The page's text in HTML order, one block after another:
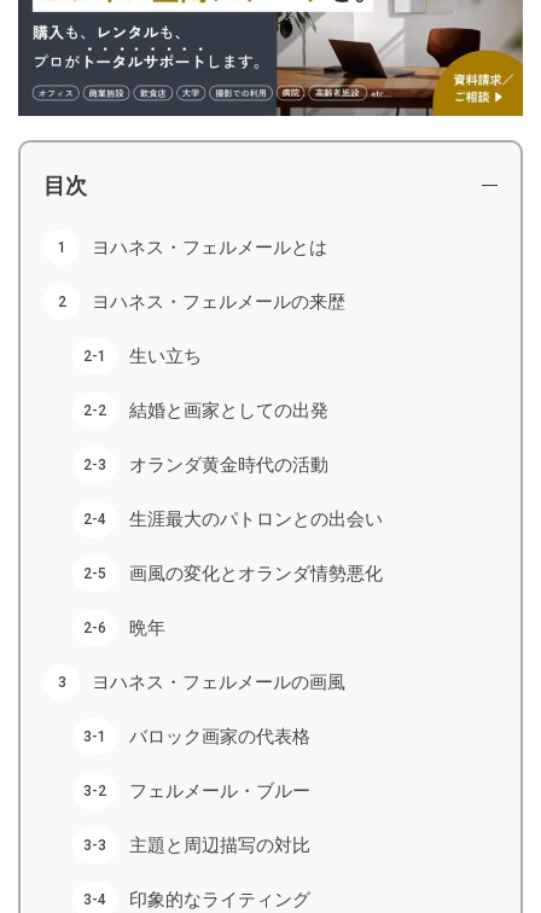
目次
ヨハネス・フェルメールとは
ヨハネス・フェルメールの来歴
生い立ち
結婚と画家としての出発
オランダ黄金時代の活動
生涯最大のパトロンとの出会い
画風の変化とオランダ情勢悪化
晩年
ヨハネス・フェルメールの画風
バロック画家の代表格
フェルメール・ブルー
主題と周辺描写の対比
印象的なライティング